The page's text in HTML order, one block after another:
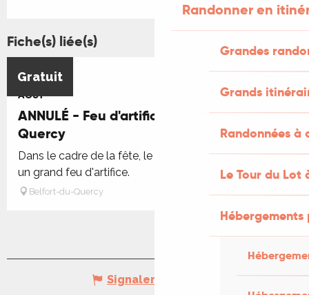
Randonner en
Grandes
Grands
Randonnées
Le Tour du Lot
Fiche(s) liée(s)
Gratuit
15
AOÛT
ANNULÉ - Feu d'artifice à Belfort-du-
Quercy
Dans le cadre de la fête, le comité des fêtes organise
un grand feu d'artifice.
Belfort-du-Quercy
Signaler une erreur